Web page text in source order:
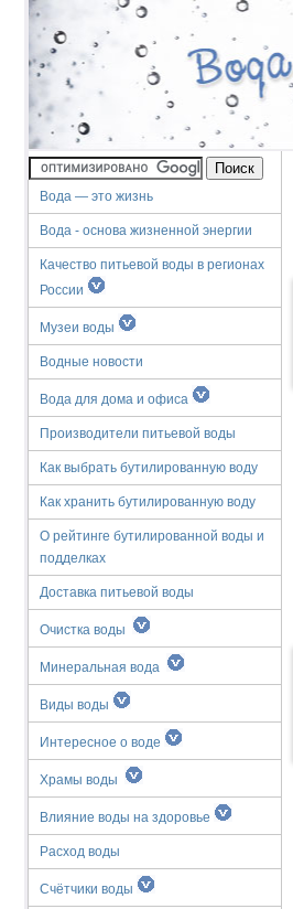
Вода — это жизнь
Вода - основа жизненной энергии
Качество питьевой воды в регионах
России
Музеи воды
Водные новости
Вода для дома и офиса
Производители питьевой воды
Как выбрать бутилированную воду
Как хранить бутилированную воду
О рейтинге бутилированной воды и
подделках
Доставка питьевой воды
Очистка воды
Минеральная вода
Виды воды
Интересное о воде
Храмы воды
Влияние воды на здоровье
Расход воды
Счётчики воды